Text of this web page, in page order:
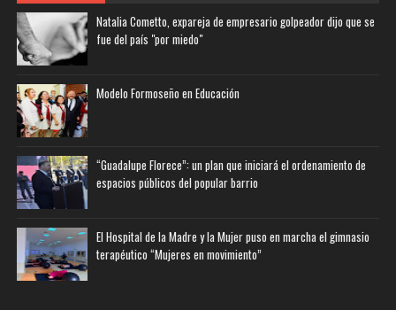
Natalia Cometto, expareja de empresario golpeador dijo que se
fue del país "por miedo"
Modelo Formoseño en Educación
“Guadalupe Florece”: un plan que iniciará el ordenamiento de
espacios públicos del popular barrio
El Hospital de la Madre y la Mujer puso en marcha el gimnasio
terapéutico “Mujeres en movimiento”